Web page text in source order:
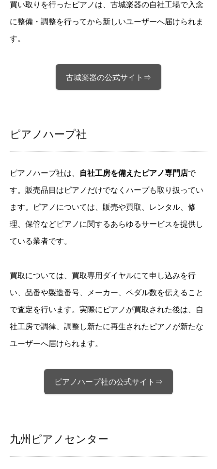
買い取りを行ったピアノは、古城楽器の自社工場で入念
に整備・調整を行ってから新しいユーザーへ届けられま
す。
古城楽器の公式サイト⇒
ピアノハープ社
ピアノハープ社は、 自社工房を備えたピアノ専門店で
す。販売品目はピアノだけでなくハープも取り扱ってい
ます。ピアノについては、販売や買取、レンタル、修
理、保管などピアノに関するあらゆるサービスを提供し
ている業者です。
買取については、買取専用ダイヤルにて申し込みを行
い、品番や製造番号、メーカー、ペダル数を伝えること
で査定を行います。実際にピアノが買取された後は、自
社工房で調律、調整し新たに再生されたピアノが新たな
ユーザーへ届けられます。
ピアノハープ社の公式サイト⇒
九州ピアノセンター